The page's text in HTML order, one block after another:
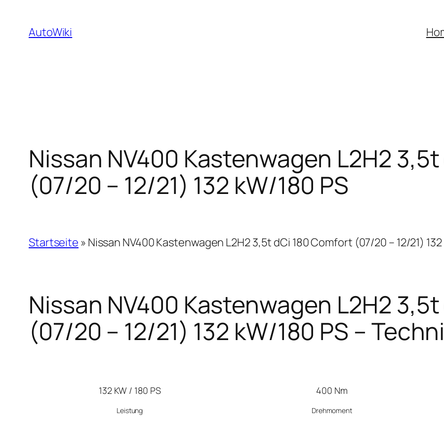
Inhalt
springen
AutoWiki
Nissan NV400 Kastenwagen L2H2
(07/20 – 12/21) 132 kW/180 PS
Startseite » Nissan NV400 Kastenwagen L2H2 3,5t dCi 180 Comfort (07/20 – 12/21) 132
Nissan NV400 Kastenwagen L2H2
(07/20 – 12/21) 132 kW/180 PS –
132 KW / 180 PS
Leistung
400 Nm
Drehmoment